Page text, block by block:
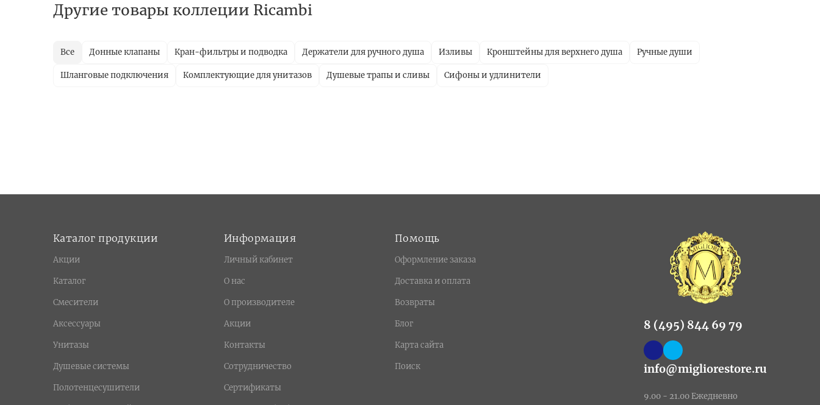
Другие товары коллеции Ricambi
Все Донные клапаны Кран-фильтры и подводка Держатели для ручного душа Изливы Кронштейны для верхнего душа Ручные души
Шланговые подключения Комплектующие для унитазов Душевые трапы и сливы Сифоны и удлинители
Каталог продукции
Акции
Каталог
Смесители
Аксессуары
Унитазы
Душевые системы
Полотенцесушители
Информация
Личный кабинет
О нас
О производителе
Акции
Контакты
Сотрудничество
Сертификаты
Помощь
Оформление заказа
Доставка и оплата
Возвраты
Блог
Карта сайта
Поиск
8 (495) 844 69 79
info@migliorestore.ru
9.00 - 21.00 Ежедневно